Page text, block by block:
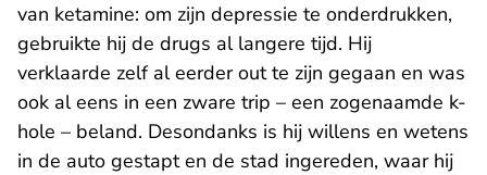
van ketamine: om zijn depressie te onderdrukken,
gebruikte hij de drugs al langere tijd. Hij
verklaarde zelf al eerder out te zijn gegaan en was
ook al eens in een zware trip – een zogenaamde k-
hole – beland. Desondanks is hij willens en wetens
in de auto gestapt en de stad ingereden, waar hij